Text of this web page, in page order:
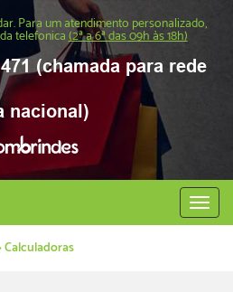
Para um atendimento personalizado,
telefonica(2ª a 6ª das 09h às 18h)
(chamada para rede
nacional)
Abrir
menu
Calculadoras